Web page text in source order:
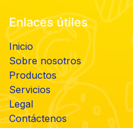
Enlaces útiles
Inicio
Sobre nosotros
Productos
Servicios
Legal
Contáctenos